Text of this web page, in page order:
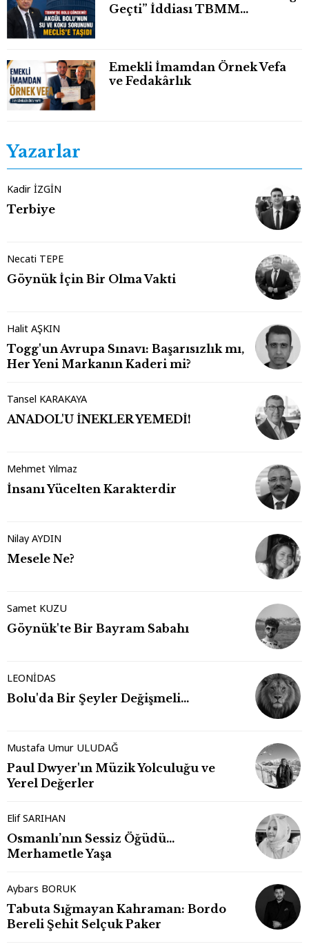
Geçti” İddiası TBMM
Emekli İmamdan Örnek Vefa
ve Fedakârlık
Yazarlar
Kadir İZGİN
Terbiye
Necati TEPE
Göynük İçin Bir Olma Vakti
Halit AŞKIN
Togg'un Avrupa Sınavı: Başarısızlık mı,
Her Yeni Markanın Kaderi mi?
Tansel KARAKAYA
ANADOL'U İNEKLER YEMEDİ!
Mehmet Yılmaz
İnsanı Yücelten Karakterdir
Nilay AYDIN
Mesele Ne?
Samet KUZU
Göynük'te Bir Bayram Sabahı
LEONİDAS
Bolu'da Bir Şeyler Değişmeli…
Mustafa Umur ULUDAĞ
Paul Dwyer'ın Müzik Yolculuğu ve
Yerel Değerler
Elif SARIHAN
Osmanlı’nın Sessiz Öğüdü…
Merhametle Yaşa
Aybars BORUK
Tabuta Sığmayan Kahraman: Bordo
Bereli Şehit Selçuk Paker